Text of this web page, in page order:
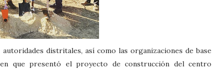
distritales, así como las organizaciones de base
que presentó el proyecto de construcción del centro